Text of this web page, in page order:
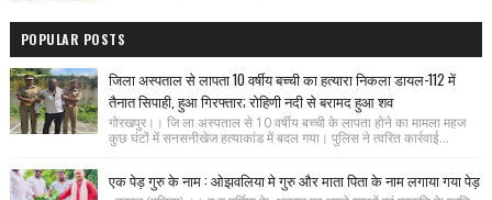
POPULAR POSTS
जिला अस्पताल से लापता 10 वर्षीय बच्ची का हत्यारा निकला डायल-112 में
तैनात सिपाही, हुआ गिरफ्तार; रोहिणी नदी से बरामद हुआ शव
गोरखपुर।। जि ला अस्पताल से 10 वर्षीय बच्ची के लापता होने का मामला महज
कुछ घंटों में सनसनीखेज हत्याकांड में बदल गया। पुलिस ने त्वरित कार्रवाई...
एक पेड़ गुरु के नाम : ओझवलिया मे गुरु और माता पिता के नाम लगाया गया पेड़